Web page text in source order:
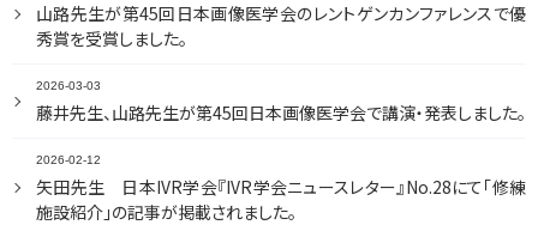
山路先生が第45回日本画像医学会のレントゲンカンファレンスで優
秀賞を受賞しました。
2026-03-03
藤井先生、山路先生が第45回日本画像医学会で講演・発表しました。
2026-02-12
矢田先生 日本IVR学会『IVR学会ニュースレター』No.28にて「修練
施設紹介」の記事が掲載されました。